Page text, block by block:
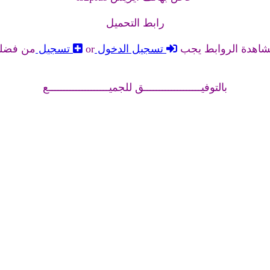
رابط التحميل
الروابط يجب تسجيل الدخول or تسجيل من
بالتوفيـــــــــــــــــــق للجميــــــــــــــــــــع